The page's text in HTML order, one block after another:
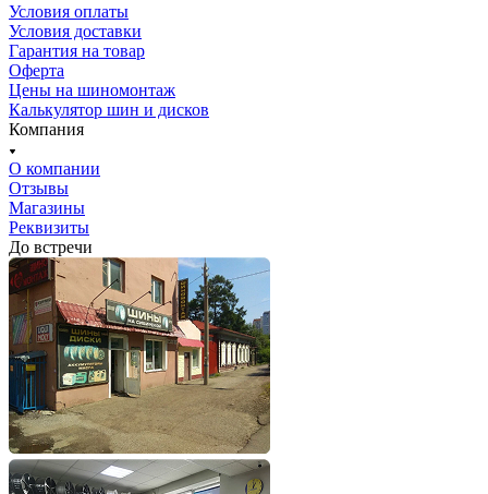
Условия оплаты
Условия доставки
Гарантия на товар
Оферта
Цены на шиномонтаж
Калькулятор шин и дисков
Компания
О компании
Отзывы
Магазины
Реквизиты
До встречи